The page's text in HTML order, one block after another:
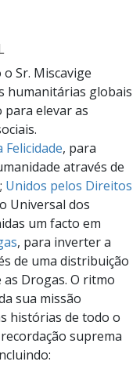
Sr. Miscavige
humanitárias globais
para elevar as
Felicidade, para
através de
Unidos pelos Direitos
Universal dos
um facto em
, para inverter a
de uma distribuição
as Drogas. O ritmo
sua missão
histórias de todo o
suprema